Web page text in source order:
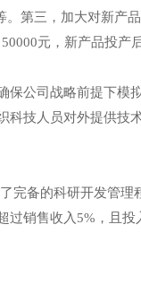
第三，加大对新产
元，新产品投产
保公司战略前提下模
科技人员对外提供技
完备的科研开发管理
销售收入5%，且投